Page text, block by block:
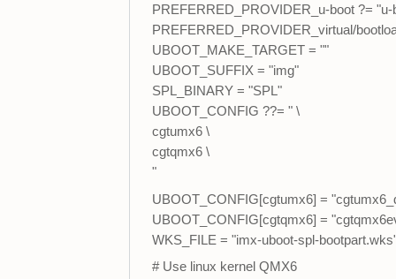
PREFERRED_PROVIDER_u-boot ?=
PREFERRED_PROVIDER_virtual/
UBOOT_MAKE_TARGET = ""
UBOOT_SUFFIX = "img"
SPL_BINARY = "SPL"
UBOOT_CONFIG ??= " \
cgtumx6 \
cgtqmx6 \
"
UBOOT_CONFIG[cgtumx6] =
UBOOT_CONFIG[cgtqmx6] =
WKS_FILE = "imx-uboot-spl-
# Use linux kernel QMX6